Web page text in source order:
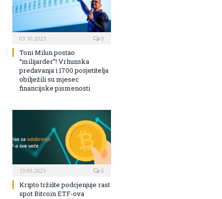
03.10.2023 0
Toni Milun postao
“milijarder”! Vrhunska
predavanja i 1700 posjetitelja
obilježili su mjesec
financijske pismenosti
13.09.2023 0
Kripto tržište podcjenjuje rast
spot Bitcoin ETF-ova